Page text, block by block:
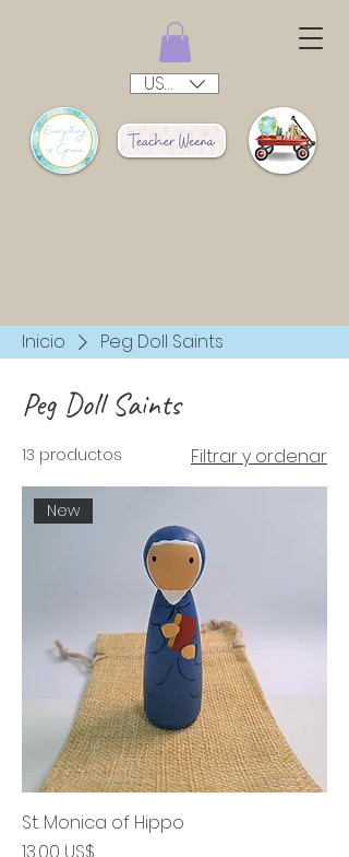
USD ($)
Inicio Peg Doll Saints
Peg Doll Saints
13 productos Filtrar y ordenar
New
St. Monica of Hippo
Precio